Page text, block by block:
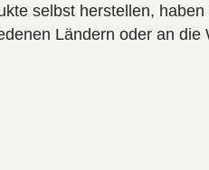
selbst herstellen,
Ländern oder an